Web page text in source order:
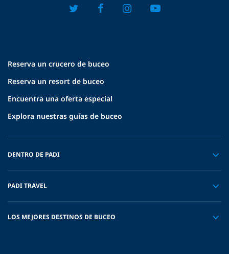
Reserva un crucero de buceo
Reserva un resort de buceo
Encuentra una oferta especial
Explora nuestras guías de buceo
DENTRO DE PADI
PADI TRAVEL
LOS MEJORES DESTINOS DE BUCEO